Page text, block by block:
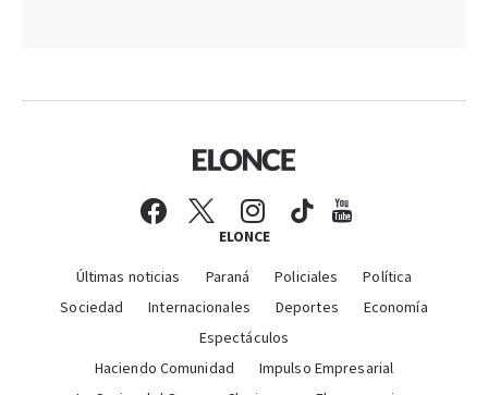
ELONCE
Últimas noticias Paraná Policiales
Política
Sociedad
Internacionales Deportes
Economía
Espectáculos
Haciendo Comunidad
Impulso Empresarial